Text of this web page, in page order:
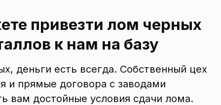
привезти лом черных
к нам на базу
деньги есть всегда. Собственный цех
и прямые договора с заводами
вам достойные условия сдачи лома.